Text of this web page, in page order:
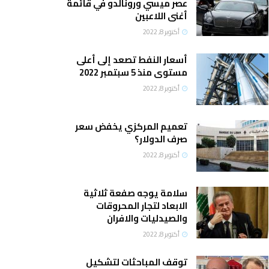
عصر ميسي ورونالدو في قائمة
أغنى اللاعبين
أكتوبر 8, 2022
أسعار النفط تصعد إلى أعلى
مستوى منذ 5 سبتمبر 2022
أكتوبر 8, 2022
تعميم المركزي يخفض سعر
صرف الدولار؟
أكتوبر 8, 2022
سلامة يوجه صفعة ثلاثية
الابعاد لتجار المحروقات
والصيدليات والافران
أكتوبر 8, 2022
توقف المباحثات لتشكيل